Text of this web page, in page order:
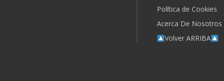
Política de Cookies
Acerca De Nosotros
Volver ARRIBA